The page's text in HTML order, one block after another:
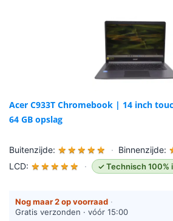
Acer C933T Chromebook | 14 inch
64 GB opslag
Buitenzijde: ★ ★ ★ ★ ★ · Binnenzijde:
LCD: ★ ★ ★ ★ ★ · ✓ Technisch 100%
Nog maar 2 op voorraad ·
Gratis verzonden · vóór 15:00